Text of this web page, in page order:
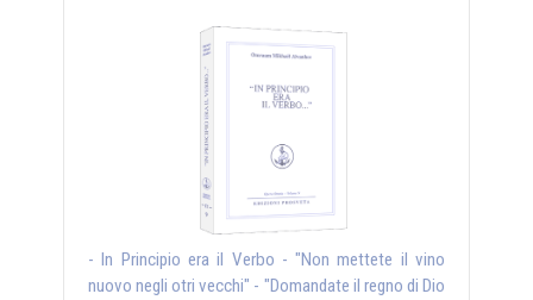
- In Principio era il Verbo - "Non mettete il vino
nuovo negli otri vecchi" - "Domandate il regno di Dio